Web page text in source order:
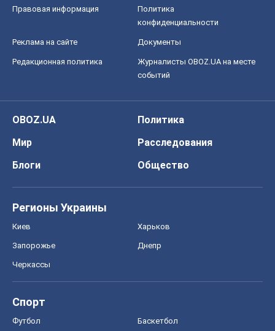
Правовая информация
Политика
конфиденциальности
Реклама на сайте Документы
Редакционная политика
Журналисты OBOZ.UA на месте
событий
OBOZ.UA
Политика
Мир
Расследования
Блоги
Общество
Регионы Украины
Киев Харьков
Запорожье Днепр
Черкассы
Спорт
Футбол Баскетбол